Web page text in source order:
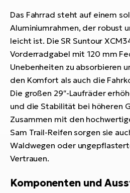
Das Fahrrad steht auf einem
Aluminiumrahmen, der robust
leicht ist. Die SR Suntour
Vorderradgabel mit 120 mm
Unebenheiten zu absorbieren
den Komfort als auch die
Die großen 29″-Laufräder
und die Stabilität bei höheren
Zusammen mit den
Sam Trail-Reifen sorgen sie
Waldwegen oder
Vertrauen.
Komponenten und